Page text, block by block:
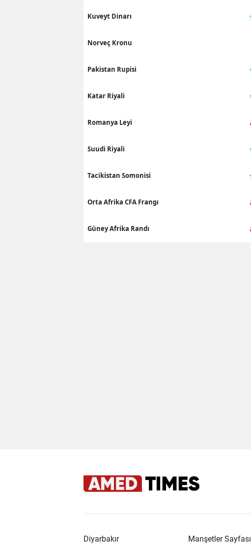
Kuveyt Dinarı
Norveç Kronu
Pakistan Rupisi
Katar Riyali
Romanya Leyi
Suudi Riyali
Tacikistan Somonisi
Orta Afrika CFA Frangı
Güney Afrika Randı
Diyarbakır Manşetler Sayfası